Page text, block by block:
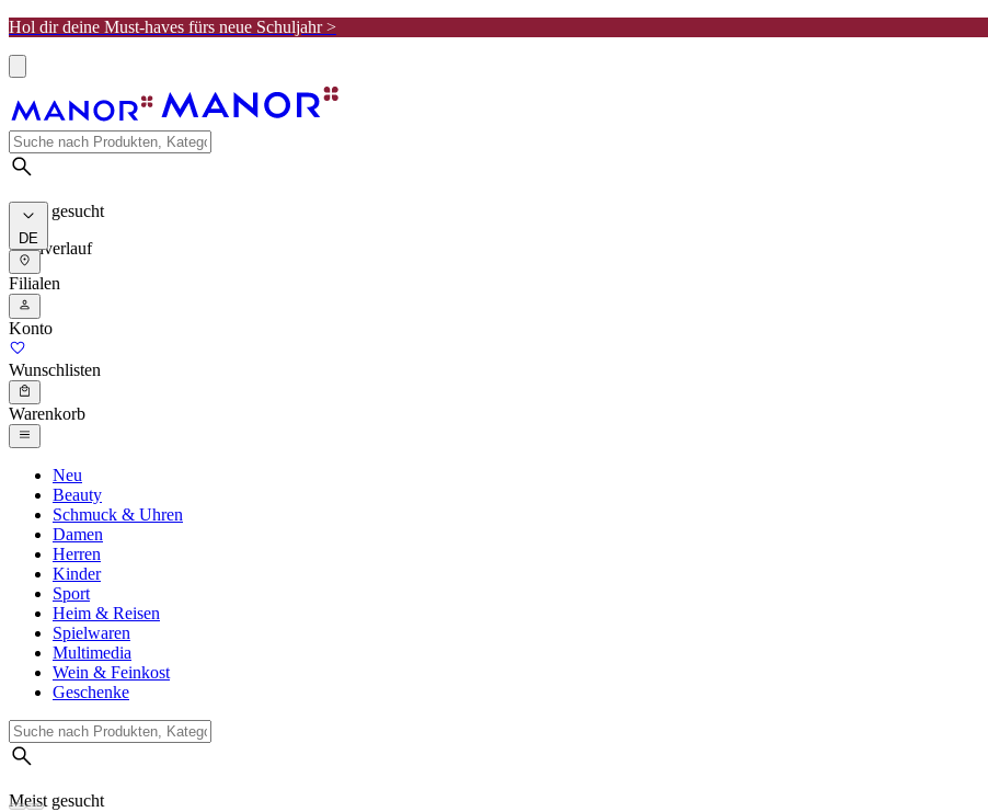
Hol dir deine Must-haves fürs neue Schuljahr >
Meist gesucht
Suchverlauf
DE
Filialen
Konto
Wunschlisten
Warenkorb
Neu
Beauty
Schmuck & Uhren
Damen
Herren
Kinder
Sport
Heim & Reisen
Spielwaren
Multimedia
Wein & Feinkost
Geschenke
Meist gesucht